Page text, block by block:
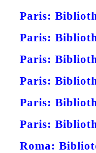
Paris:
Paris:
Paris:
Paris:
Paris:
Paris:
Roma: